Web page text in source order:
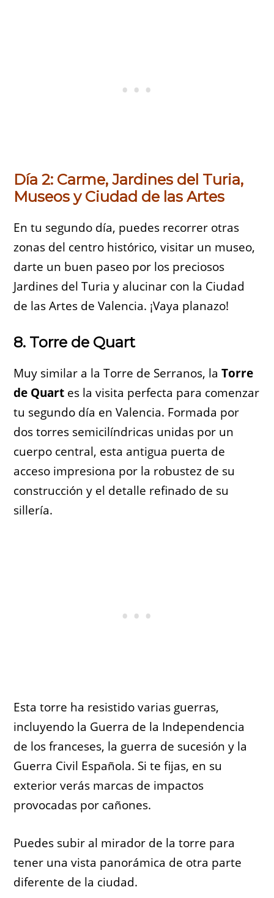
Día 2: Carme, Jardines del Turia,
Museos y Ciudad de las Artes
En tu segundo día, puedes recorrer otras
zonas del centro histórico, visitar un museo,
darte un buen paseo por los preciosos
Jardines del Turia y alucinar con la Ciudad
de las Artes de Valencia. ¡Vaya planazo!
8. Torre de Quart
Muy similar a la Torre de Serranos, laTorre
de Quart es la visita perfecta para comenzar
tu segundo día en Valencia. Formada por
dos torres semicilíndricas unidas por un
cuerpo central, esta antigua puerta de
acceso impresiona por la robustez de su
construcción y el detalle refinado de su
sillería.
Esta torre ha resistido varias guerras,
incluyendo la Guerra de la Independencia
de los franceses, la guerra de sucesión y la
Guerra Civil Española. Si te fijas, en su
exterior verás marcas de impactos
provocadas por cañones.
Puedes subir al mirador de la torre para
tener una vista panorámica de otra parte
diferente de la ciudad.